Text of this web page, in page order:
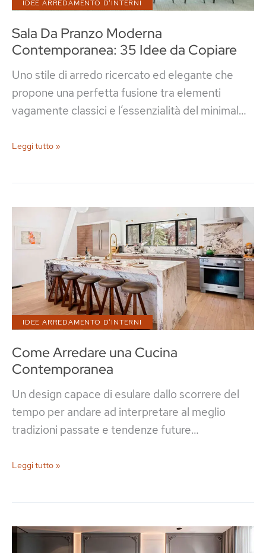
Sala Da Pranzo Moderna
Contemporanea: 35 Idee da Copiare
IDEE ARREDAMENTO D'INTERNI
Uno stile di arredo ricercato ed elegante che
propone una perfetta fusione tra elementi
vagamente classici e l’essenzialità del minimal…
Sala
Pranzo
Contemporanea:
Idee
Copiare
Leggi tutto »
Come Arredare una Cucina
Contemporanea
IDEE ARREDAMENTO D'INTERNI
Un design capace di esulare dallo scorrere del
tempo per andare ad interpretare al meglio
tradizioni passate e tendenze future…
Come
una
Contemporanea
Leggi tutto »